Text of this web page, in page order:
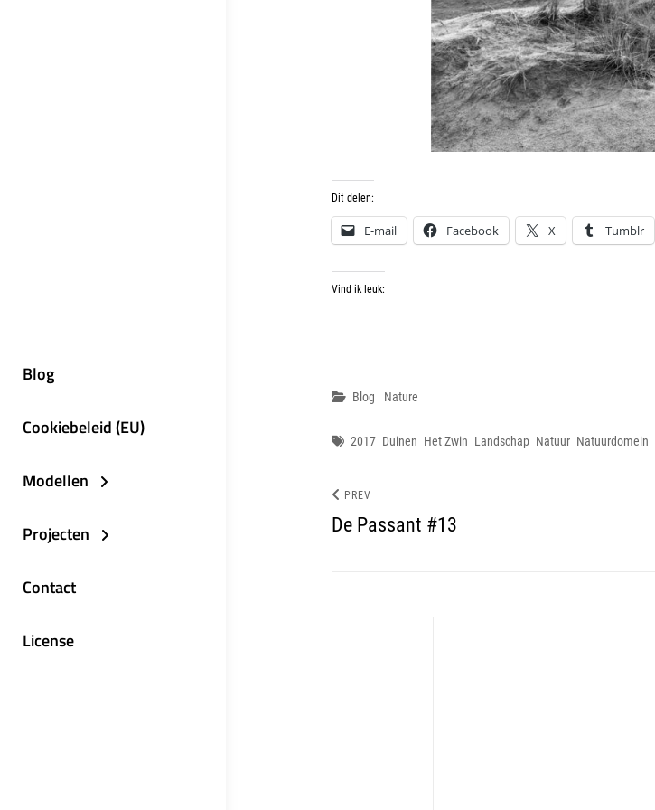
Blog
Cookiebeleid (EU)
Modellen
Projecten
Contact
License
Dit delen:
E-mail Facebook X Tumblr
Vind ik leuk:
Categories
Blog Nature
Tags
2017 Duinen Het Zwin Landschap Natuur Natuurdomein
PREV
De Passant #13